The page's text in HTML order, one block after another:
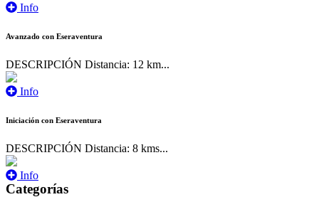
Info
Avanzado con Eseraventura
DESCRIPCIÓN Distancia: 12 km...
Info
Iniciación con Eseraventura
DESCRIPCIÓN Distancia: 8 kms...
Info
Categorías